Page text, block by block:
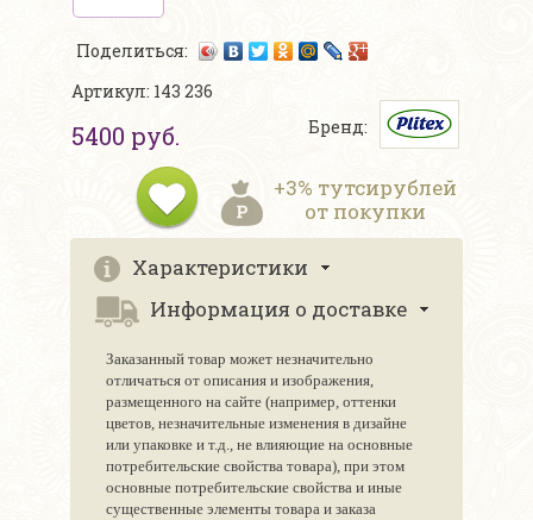
Поделиться:
Артикул: 143 236
5400 руб. Бренд:
+3% тутсирублей
от покупки
Характеристики
Информация о доставке
Заказанный товар может незначительно
отличаться от описания и изображения,
размещенного на сайте (например, оттенки
цветов, незначительные изменения в дизайне
или упаковке и т.д., не влияющие на основные
потребительские свойства товара), при этом
основные потребительские свойства и иные
существенные элементы товара и заказа